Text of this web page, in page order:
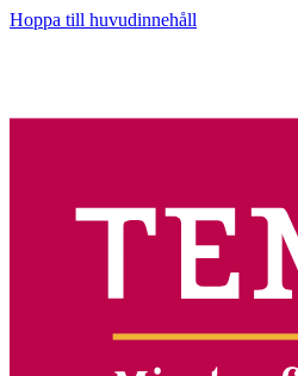
Hoppa till huvudinnehåll